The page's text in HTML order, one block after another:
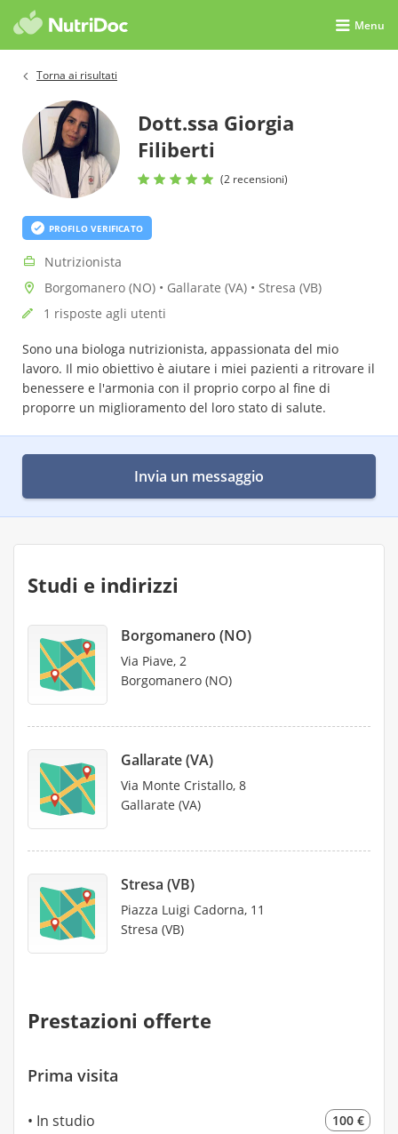
Menu
Torna ai risultati
Dott.ssa Giorgia
Filiberti
(2 recensioni)
PROFILO VERIFICATO
Nutrizionista
Borgomanero (NO) • Gallarate (VA) • Stresa (VB)
1 risposte agli utenti
Sono una biologa nutrizionista, appassionata del mio
lavoro. Il mio obiettivo è aiutare i miei pazienti a ritrovare il
benessere e l'armonia con il proprio corpo al fine di
proporre un miglioramento del loro stato di salute.
Invia un messaggio
Studi e indirizzi
Borgomanero (NO)
Via Piave, 2
Borgomanero (NO)
Gallarate (VA)
Via Monte Cristallo, 8
Gallarate (VA)
Stresa (VB)
Piazza Luigi Cadorna, 11
Stresa (VB)
Prestazioni offerte
Prima visita
In studio 100 €